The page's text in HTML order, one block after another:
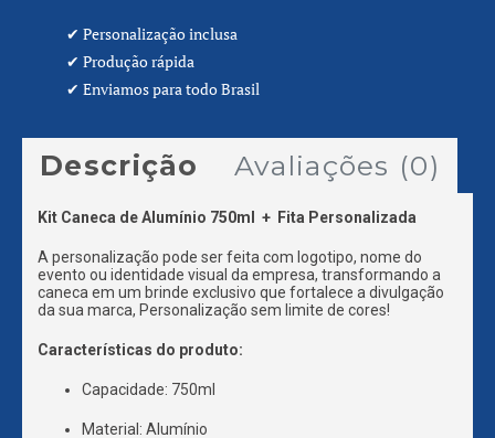
Descrição Avaliações (0)
Kit Caneca de Alumínio 750ml + Fita Personalizada
A personalização pode ser feita com logotipo, nome do
evento ou identidade visual da empresa, transformando a
caneca em um brinde exclusivo que fortalece a divulgação
da sua marca, Personalização sem limite de cores!
Características do produto:
Capacidade: 750ml
Material: Alumínio